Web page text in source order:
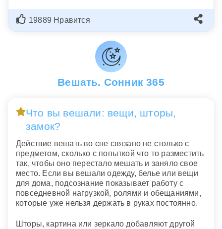
19889 Нравится
Вешать. Сонник 365
Что вы вешали: вещи, шторы,
замок?
Действие вешать во сне связано не столько с
предметом, сколько с попыткой что то разместить
так, чтобы оно перестало мешать и заняло свое
место. Если вы вешали одежду, белье или вещи
для дома, подсознание показывает работу с
повседневной нагрузкой, ролями и обещаниями,
которые уже нельзя держать в руках постоянно.
Шторы, картина или зеркало добавляют другой